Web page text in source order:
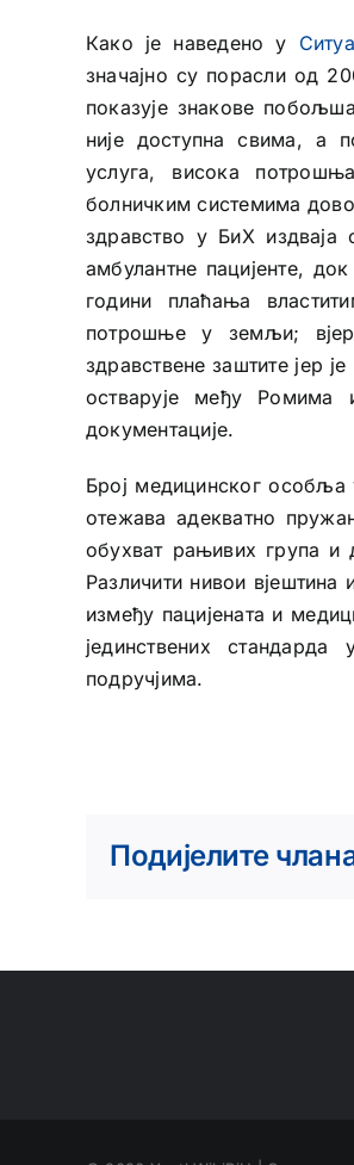
Како је наведено у
значајно су порасли од
показује знакове
није доступна свима, а
услуга, висока
болничким системима
здравство у БиХ издваја
амбулантне пацијенте,
години плаћања
потрошње у земљи;
здравствене заштите јер
остварује међу Ромима
документације.
Број медицинског особља
отежава адекватно
обухват рањивих група и
Различити нивои вјештина
између пацијената и
јединствених
подручјима.
Подијелите